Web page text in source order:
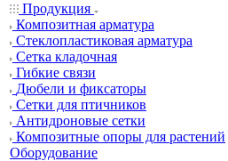
Продукция
Композитная арматура
Cтеклопластиковая арматура
Сетка кладочная
Гибкие связи
Дюбели и фиксаторы
Сетки для птичников
Антидроновые сетки
Композитные опоры для растений
Оборудование